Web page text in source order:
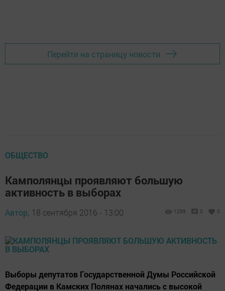
Перейти на страницу новости
ОБЩЕСТВО
Камполянцы проявляют большую
активность в выборах
Автор, 18 сентября 2016 - 13:00 1259 0 0
Выборы депутатов Государственной Думы Российской
Федерации в Камских Полянах начались с высокой